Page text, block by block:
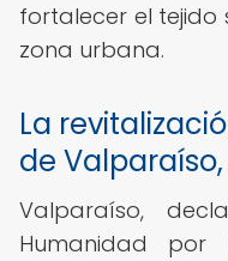
fortalecer el tejido
zona urbana.
La
de
Valparaíso,
Humanidad por